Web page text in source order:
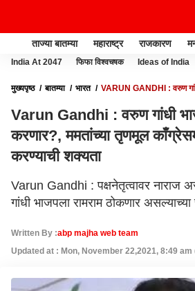
ताज्या बातम्या महाराष्ट्र राजकारण
India At 2047 फिफा विश्वचषक Ideas of India
मुख्यपृष्ठ बातम्या भारत
VARUN GANDHI : वरुण
Varun Gandhi : वरुण गांधी
करणार?, ममतांच्या तृणमूल
करण्याची शक्यता
Varun Gandhi : पक्षनेतृत्वावर नाराज
गांधी भाजपला रामराम ठोकणार
Written By :abp majha web team
Updated at : Mon, November 22,2021, 8:49 am